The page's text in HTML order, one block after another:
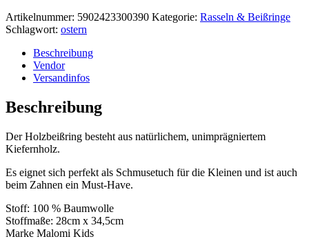
Artikelnummer: 5902423300390 Kategorie: Rasseln & Beißringe
Schlagwort: ostern
Beschreibung
Vendor
Versandinfos
Beschreibung
Der Holzbeißring besteht aus natürlichem, unimprägniertem
Kiefernholz.
Es eignet sich perfekt als Schmusetuch für die Kleinen und ist auch
beim Zahnen ein Must-Have.
Stoff: 100 % Baumwolle
Stoffmaße: 28cm x 34,5cm
Marke Malomi Kids